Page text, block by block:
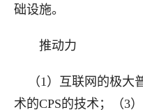
础设施。
推动力
（1）互联网的极大
术的CPS的技术 ；
（3